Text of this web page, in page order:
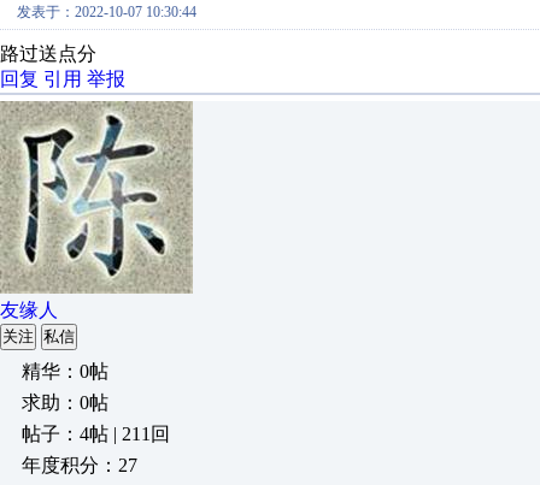
发表于：2022-10-07 10:30:44
路过送点分
回复 引用 举报
友缘人
关注 私信
精华：0帖
求助：0帖
帖子：4帖 | 211回
年度积分：27